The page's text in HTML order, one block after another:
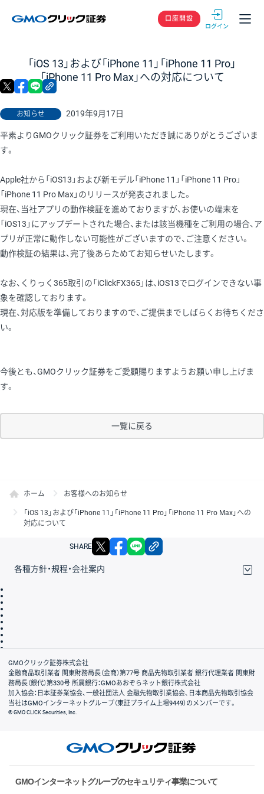
GMOクリック
口座開設
「iOS 13」および「iPhone 11」「iPhone 11 Pro」
「iPhone 11 Pro Max」への対応について
お知らせ 2019年9月17日
X facebook
平素よりGMOクリック証券をご利用いただき誠にありがとうございま
す。
Apple社から「iOS13」および新モデル「iPhone 11」「iPhone 11 Pro」
「iPhone 11 Pro Max」のリリースが発表されました。
現在、当社アプリの動作検証を進めておりますが、お使いの端末を
「iOS13」にアップデートされた場合、または該当機種をご利用の場合、ア
プリが正常に動作しない可能性がございますので、ご注意ください。
動作検証の結果は、完了後あらためてお知らせいたします。
なお、くりっく365取引の「iClickFX365」は、iOS13でログインできない事
象を確認しております。
現在、対応版を準備しておりますので、ご提供までしばらくお待ちくださ
い。
今後とも、GMOクリック証券をご愛顧賜りますようお願い申し上げま
す。
一覧に戻る
ホーム お客様へのお知らせ
「iOS 13」および「iPhone 11」「iPhone 11 Pro」「iPhone 11 Pro Max」への
対応について
SHARE X facebook
各種方針・規程・会社案内
会社案内
GMOクリック証券株式会社
金融商品取引業者 関東財務局長（金商）第77号 商品先物取引業者 銀行代理業者 関東財
務局長（銀代）第330号 所属銀行：GMOあおぞらネット銀行株式会社
加入協会：日本証券業協会、一般社団法人 金融先物取引業協会、日本商品先物取引協会
当社はGMOインターネットグループ（東証プライム上場9449）のメンバーです。
© GMO CLICK Securities, Inc.
GMOインターネットグループのセキュリティ事業について